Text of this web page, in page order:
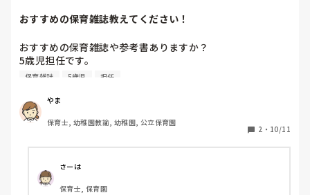
おすすめの保育雑誌教えてください！
おすすめの保育雑誌や参考書ありますか？
5歳児担任です。
以前はよくpripriをみていました。
保育雑誌 5歳児 担任
やま
保育士, 幼稚園教諭, 幼稚園, 公立保育園
2 ・ 10/11
さーは
保育士, 保育園